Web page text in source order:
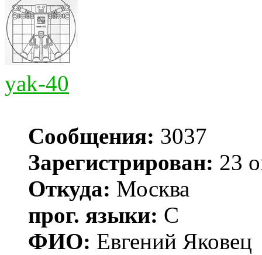
yak-40
Сообщения: 3037
Зарегистрирован: 23
Откуда: Москва
прог. языки: С
ФИО: Евгений Яковец